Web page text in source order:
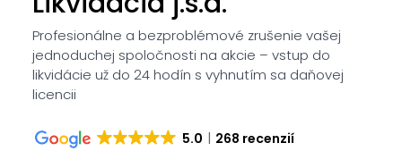
Profesionálne a bezproblémové zrušenie vašej
jednoduchej spoločnosti na akcie – vstup do
likvidácie už do 24 hodín s vyhnutím sa daňovej
licencii
5.0 268 recenzií